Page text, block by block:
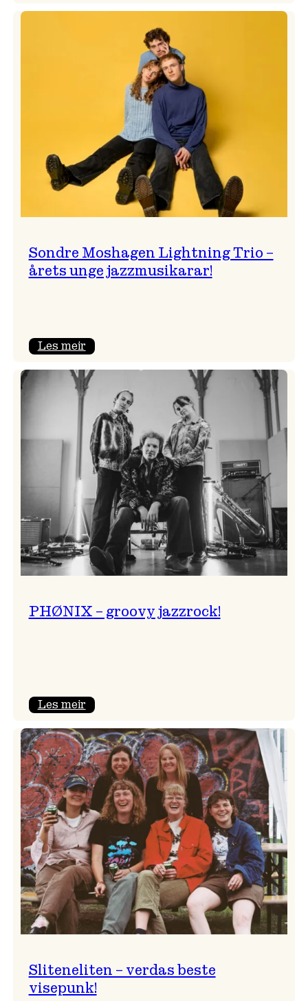
Jazzklubben
Sondre Moshagen Lightning Trio –
årets unge jazzmusikarar!
Les meir:
Moshagen
Lightning
Trio
årets
unge
jazzmusikarar!
PHØNIX – groovy jazzrock!
Les meir:
–
groovy
jazzrock!
Sliteneliten – verdas beste
visepunk!